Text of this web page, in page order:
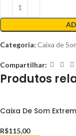
Categoria: Caixa de
Compartilhar:
Produtos
Caixa De Som
R$115,00